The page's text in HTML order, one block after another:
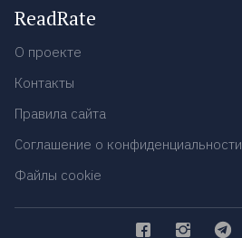
ReadRate
О проекте
Контакты
Правила сайта
Соглашение о конфиденциальности
Файлы cookie